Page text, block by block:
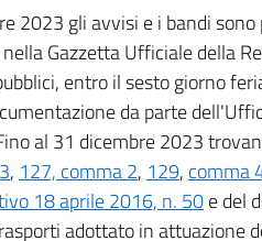
2023 gli avvisi e i bandi
Gazzetta Ufficiale della
entro il sesto giorno
da parte
al 31 dicembre 2023
, 127, comma 2, 129, comma
18 aprile 2016, n. 50e del
adottato in attuazione